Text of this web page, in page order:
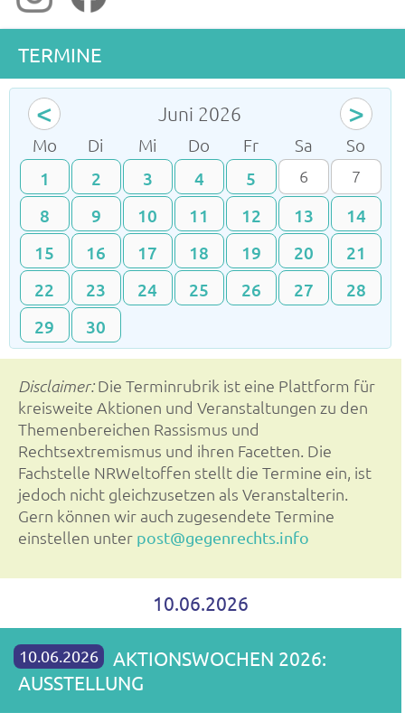
TERMINE
Disclaimer:Die Terminrubrik ist eine Plattform für
kreisweite Aktionen und Veranstaltungen zu den
Themenbereichen Rassismus und
Rechtsextremismus und ihren Facetten. Die
Fachstelle NRWeltoffen stellt die Termine ein, ist
jedoch nicht gleichzusetzen als Veranstalterin.
Gern können wir auch zugesendete Termine
einstellen unter post@gegenrechts.info
10.06.2026
10.06.2026
AKTIONSWOCHEN 2026:
AUSSTELLUNG
< Juni 2026 >
MontagDi enstag
Mi ttwoch
Do nnerstag
FreitagSamstag
So
1 2 3 4 5 6 7
8 9 10 11 12 13
14
15
16 17 18 19 20
21
22
23 24 25 26 27
28
29
30